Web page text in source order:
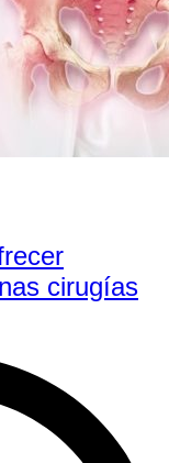
cirugías